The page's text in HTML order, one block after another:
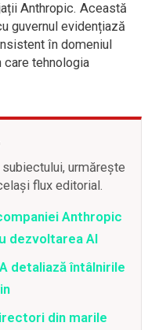
Anthropic. Această
guvernul evidențiază
în domeniul
tehnologia
urmărește
flux editorial.
Anthropic
dezvoltarea AI
detaliază întâlnirile
din marile